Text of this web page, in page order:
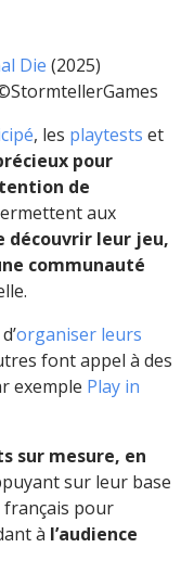
Die (2025)
, les playtests et
pour
de
aux
découvrir leur jeu,
communauté
organiser leurs
font appel à des
exemple Play in
sur mesure, en
sur leur base
français pour
à l’audience